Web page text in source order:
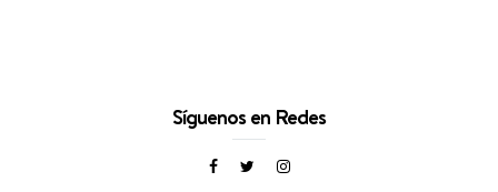
Síguenos en Redes